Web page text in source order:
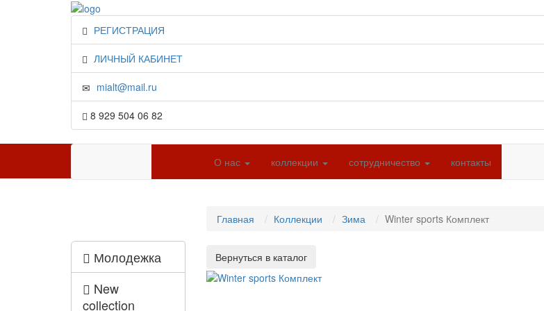
РЕГИСТРАЦИЯ
ЛИЧНЫЙ КАБИНЕТ
mialt@mail.ru
8 929 504 06 82
О нас коллекции сотрудничество контакты
Молодежка
New
collection
Главная Коллекции Зима Winter sports Комплект